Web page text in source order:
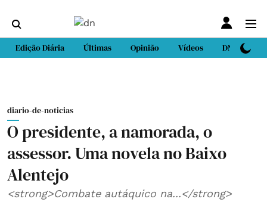
Edição Diária Últimas Opinião Vídeos DN Sport
diario-de-noticias
O presidente, a namorada, o
assessor. Uma novela no Baixo
Alentejo
<strong>Combate autáquico na...</strong>